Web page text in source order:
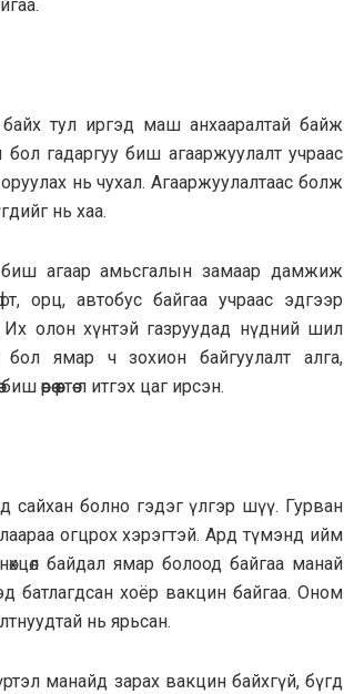
тул иргэд маш анхааралтай байж
бол гадаргуу биш агааржуулалт учраас
нь чухал. Агааржуулалтаас болж
нь хаа.
агаар амьсгалын замаар дамжиж
орц, автобус байгаа учраас эдгээр
Их олон хүнтэй газруудад нүдний шил
бол ямар ч зохион байгуулалт алга,
өөртөө л итгэх цаг ирсэн.
сайхан болно гэдэг үлгэр шүү. Гурван
огцрох хэрэгтэй. Ард түмэнд ийм
байдал ямар болоод байгаа манай
батлагдсан хоёр вакцин байгаа. Оном
нь ярьсан.
манайд зарах вакцин байхгүй, бүгд